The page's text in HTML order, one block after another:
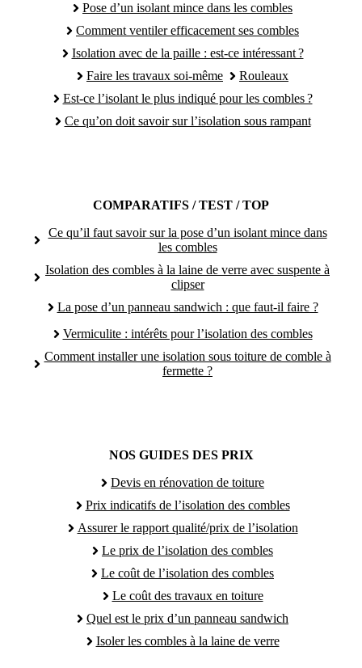
Pose d’un isolant mince dans les combles
Comment ventiler efficacement ses combles
Isolation avec de la paille : est-ce intéressant ?
Faire les travaux soi-même
Rouleaux
Est-ce l’isolant le plus indiqué pour les combles ?
Ce qu’on doit savoir sur l’isolation sous rampant
COMPARATIFS / TEST / TOP
Ce qu’il faut savoir sur la pose d’un isolant mince dans
les combles
Isolation des combles à la laine de verre avec suspente à
clipser
La pose d’un panneau sandwich : que faut-il faire ?
Vermiculite : intérêts pour l’isolation des combles
Comment installer une isolation sous toiture de comble à
fermette ?
NOS GUIDES DES PRIX
Devis en rénovation de toiture
Prix indicatifs de l’isolation des combles
Assurer le rapport qualité/prix de l’isolation
Le prix de l’isolation des combles
Le coût de l’isolation des combles
Le coût des travaux en toiture
Quel est le prix d’un panneau sandwich
Isoler les combles à la laine de verre